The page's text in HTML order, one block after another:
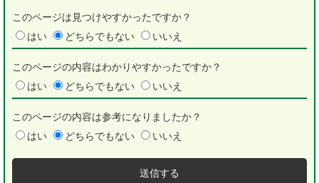
このページは見つけやすかったですか？
はい
どちらでもない いいえ
このページの内容はわかりやすかったですか？
はい
どちらでもない いいえ
このページの内容は参考になりましたか？
はい
どちらでもない いいえ